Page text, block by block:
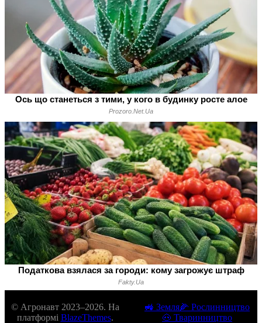
© Агронавт 2023–2026. На
платформі BlazeThemes.
🚜 Земля🌽 Рослинництво
🐽 Тваринництво